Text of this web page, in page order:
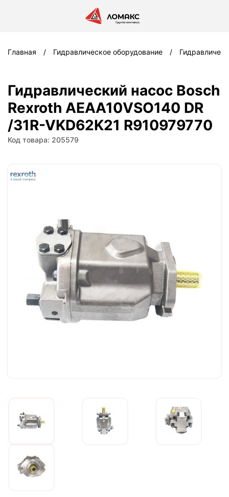
Главная Гидравлическое оборудование
Гидравлический насос Bosch
Rexroth AEAA10VSO140 DR
/31R-VKD62K21 R910979770
Код товара: 205579